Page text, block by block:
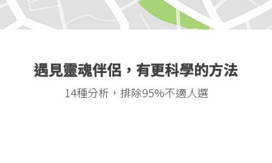
遇見靈魂伴侶，有更科學的方法
14種分析，排除95%不適人選